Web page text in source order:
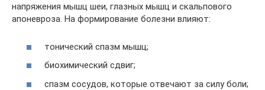
напряжения мышц шеи, глазных мышц и скальпового
апоневроза. На формирование болезни влияют:
тонический спазм мышц;
биохимический сдвиг;
спазм сосудов, которые отвечают за силу боли;